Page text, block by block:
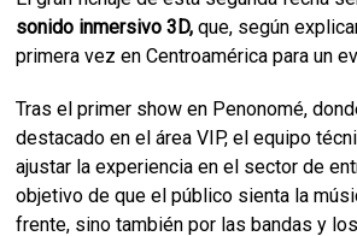
sonido inmersivo 3D, que, según
primera vez en Centroamérica para un
Tras el primer show en Penonomé,
destacado en el área VIP, el equipo
ajustar la experiencia en el sector de
objetivo de que el público sienta la
frente, sino también por las bandas y